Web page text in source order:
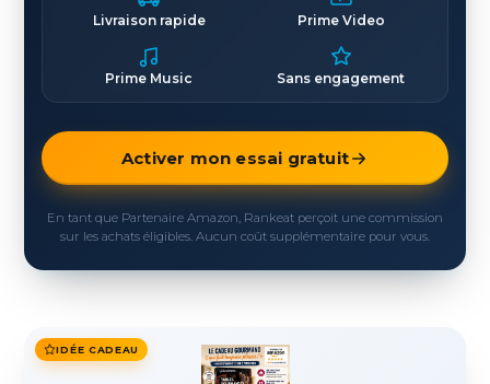
Livraison rapide Prime Video
Prime Music Sans engagement
Activer mon essai gratuit
En tant que Partenaire Amazon, Rankeat perçoit une commission
sur les achats éligibles. Aucun coût supplémentaire pour vous.
IDÉE CADEAU